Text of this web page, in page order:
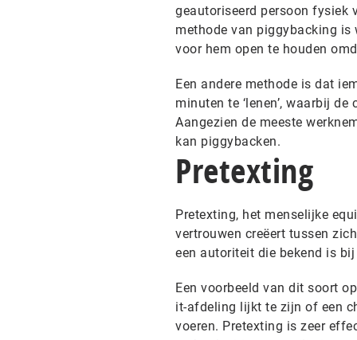
geautoriseerd persoon fysiek
methode van piggybacking is
voor hem open te houden
Een andere methode is dat
minuten te ‘lenen’, waarbij
Aangezien de meeste
kan piggybacken.
Pretexting
Pretexting, het menselijke
vertrouwen creëert tussen
een autoriteit die bekend is
Een voorbeeld van dit soort
it-afdeling lijkt te zijn of een
voeren. Pretexting is zeer